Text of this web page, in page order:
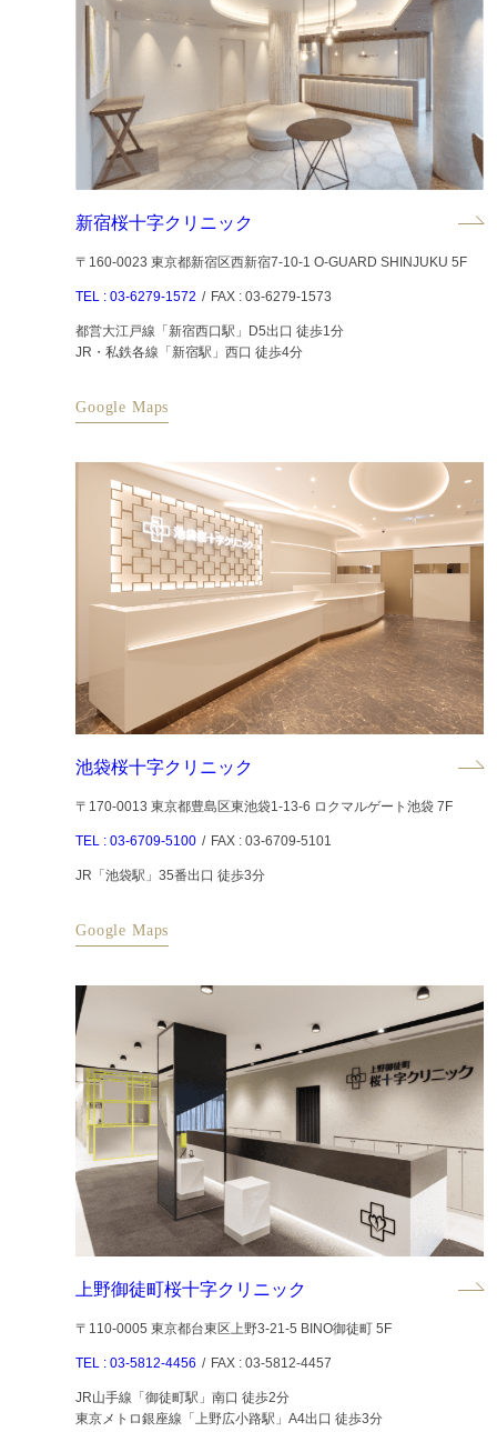
新宿桜十字クリニック
〒160-0023 東京都新宿区西新宿7-10-1 O-GUARD SHINJUKU 5F
TEL : 03-6279-1572 / FAX : 03-6279-1573
都営大江戸線「新宿西口駅」D5出口 徒歩1分
JR・私鉄各線「新宿駅」西口 徒歩4分
Google Maps
池袋桜十字クリニック
〒170-0013 東京都豊島区東池袋1-13-6 ロクマルゲート池袋 7F
TEL : 03-6709-5100 / FAX : 03-6709-5101
JR「池袋駅」35番出口 徒歩3分
Google Maps
上野御徒町桜十字クリニック
〒110-0005 東京都台東区上野3-21-5 BINO御徒町 5F
TEL : 03-5812-4456 / FAX : 03-5812-4457
JR山手線「御徒町駅」南口 徒歩2分
東京メトロ銀座線「上野広小路駅」A4出口 徒歩3分